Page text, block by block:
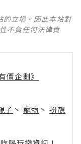
的立場。因此本站對
不負任何法律責
價企劃》
子 丶 寵物 丶 扮靚